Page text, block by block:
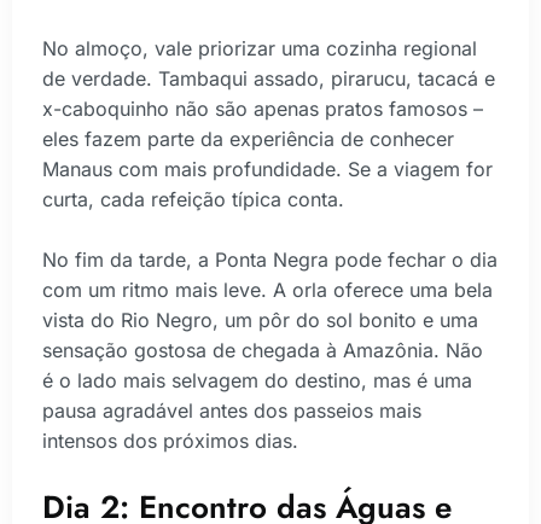
No almoço, vale priorizar uma cozinha regional
de verdade. Tambaqui assado, pirarucu, tacacá e
x-caboquinho não são apenas pratos famosos –
eles fazem parte da experiência de conhecer
Manaus com mais profundidade. Se a viagem for
curta, cada refeição típica conta.
No fim da tarde, a Ponta Negra pode fechar o dia
com um ritmo mais leve. A orla oferece uma bela
vista do Rio Negro, um pôr do sol bonito e uma
sensação gostosa de chegada à Amazônia. Não
é o lado mais selvagem do destino, mas é uma
pausa agradável antes dos passeios mais
intensos dos próximos dias.
Dia 2: Encontro das Águas e